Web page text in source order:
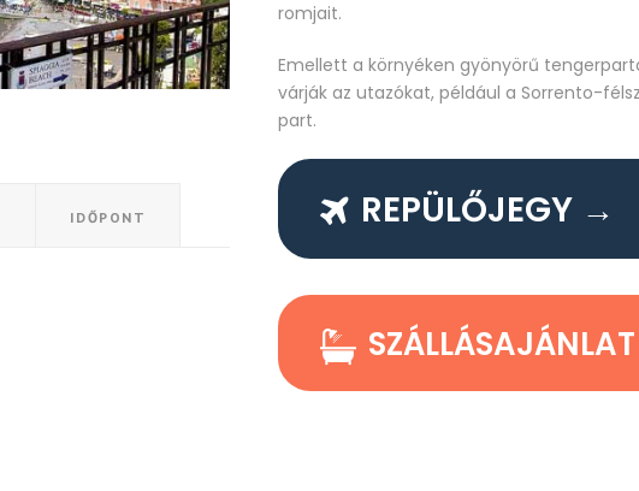
romjait.
Emellett a környéken gyönyörű
várják az utazókat, például a Sorrento-
part.
IDŐPONT REPÜLŐJEGY →